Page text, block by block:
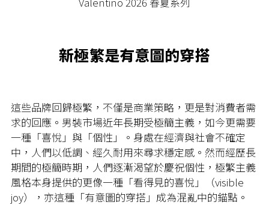
新極繁是有意圖的穿搭
這些品牌回歸極繁，不僅是商業策略，更是對消費者需
求的回應。男裝市場近年長期受極簡主義，如今更需要
一種「喜悅」與「個性」。身處在經濟與社會不確定
中，人們以低調、經久耐用來尋求穩定感。然而經歷長
期間的極簡時期，人們逐漸渴望於慶祝個性，極繁主義
風格本身提供的更像一種「看得見的喜悅」（visible
joy），亦這種「有意圖的穿搭」成為混亂中的錨點。